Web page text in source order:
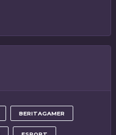
BERITAGAMER